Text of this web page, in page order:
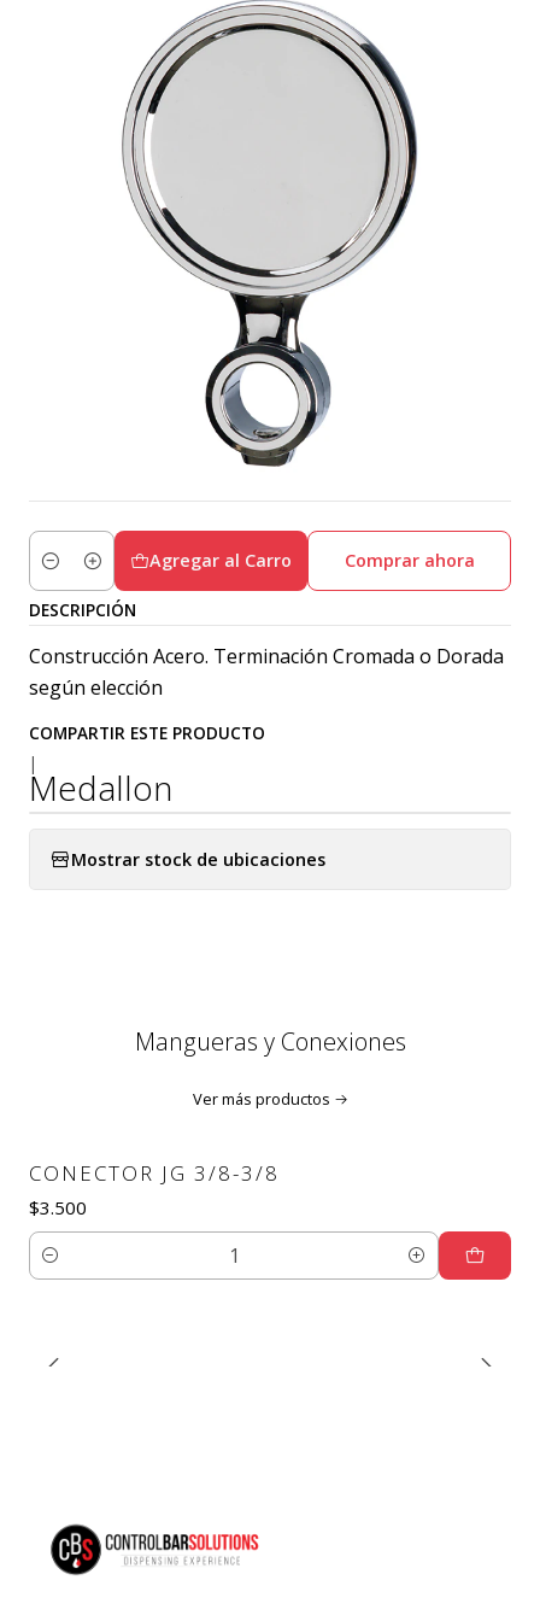
Cantidad
Agregar al Carro Comprar ahora
DESCRIPCIÓN
Construcción Acero. Terminación Cromada o Dorada
según elección
COMPARTIR ESTE PRODUCTO
|
Medallon
Mostrar stock de ubicaciones
Mangueras y Conexiones
Ver más productos
CONECTOR JG 3/8-3/8
$3.500
Cantidad